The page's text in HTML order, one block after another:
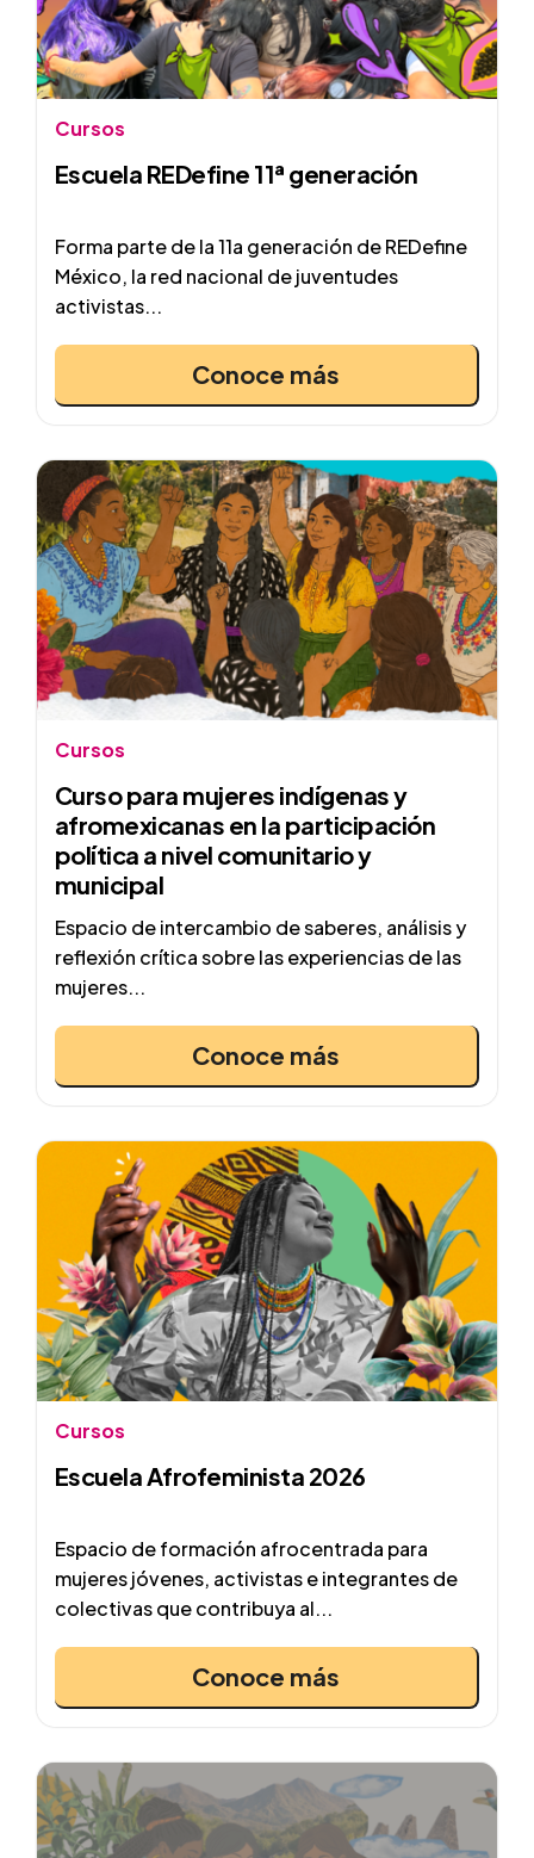
Escuela REDefine 11ª generación
Cursos
Forma parte de la 11a generación de REDefine
México, la red nacional de juventudes
activistas...
Conoce más
Curso para mujeres indígenas y
afromexicanas en la participación
política a nivel comunitario y
municipal
Cursos
Espacio de intercambio de saberes, análisis y
reflexión crítica sobre las experiencias de las
mujeres...
Conoce más
Escuela Afrofeminista 2026
Cursos
Espacio de formación afrocentrada para
mujeres jóvenes, activistas e integrantes de
colectivas que contribuya al...
Conoce más